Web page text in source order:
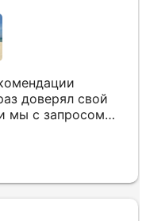
доверял свой
мы с запросом
агентом была